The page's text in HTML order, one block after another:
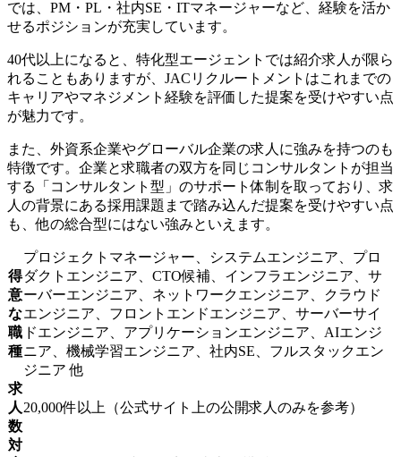
では、PM・PL・社内SE・ITマネージャーなど、経験を活か
せるポジションが充実しています。
40代以上になると、特化型エージェントでは紹介求人が限ら
れることもありますが、JACリクルートメントはこれまでの
キャリアやマネジメント経験を評価した提案を受けやすい点
が魅力です。
また、外資系企業やグローバル企業の求人に強みを持つのも
特徴です。企業と求職者の双方を同じコンサルタントが担当
する「コンサルタント型」のサポート体制を取っており、求
人の背景にある採用課題まで踏み込んだ提案を受けやすい点
も、他の総合型にはない強みといえます。
得
意
な
職
種
プロジェクトマネージャー、システムエンジニア、プロ
ダクトエンジニア、CTO候補、インフラエンジニア、サ
ーバーエンジニア、ネットワークエンジニア、クラウド
エンジニア、フロントエンドエンジニア、サーバーサイ
ドエンジニア、アプリケーションエンジニア、AIエンジ
ニア、機械学習エンジニア、社内SE、フルスタックエン
ジニア 他
求
人
数
20,000件以上（公式サイト上の公開求人のみを参考）
対